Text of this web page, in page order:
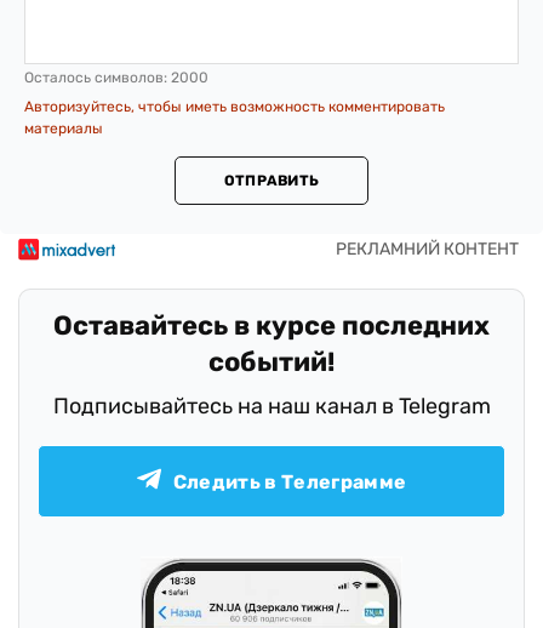
Осталось символов: 2000
Авторизуйтесь, чтобы иметь возможность комментировать
материалы
ОТПРАВИТЬ
Оставайтесь в курсе последних
событий!
Подписывайтесь на наш канал в Telegram
Следить в Телеграмме